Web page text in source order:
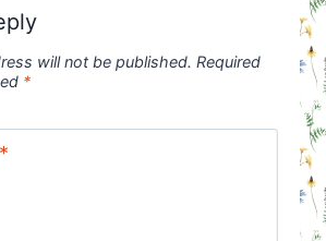
will not be published. Required
*
*